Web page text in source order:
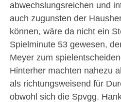
abwechslungsreichen und
auch zugunsten der
können, wäre da nicht ein
Spielminute 53 gewesen,
Meyer zum
Hinterher machten nahezu
als richtungsweisend für
obwohl sich die Spvgg.